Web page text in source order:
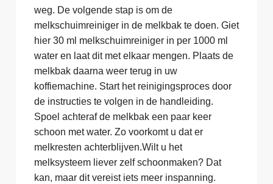
weg. De volgende stap is om de
melkschuimreiniger in de melkbak te doen. Giet
hier 30 ml melkschuimreiniger in per 1000 ml
water en laat dit met elkaar mengen. Plaats de
melkbak daarna weer terug in uw
koffiemachine. Start het reinigingsproces door
de instructies te volgen in de handleiding.
Spoel achteraf de melkbak een paar keer
schoon met water. Zo voorkomt u dat er
melkresten achterblijven.Wilt u het
melksysteem liever zelf schoonmaken? Dat
kan, maar dit vereist iets meer inspanning.